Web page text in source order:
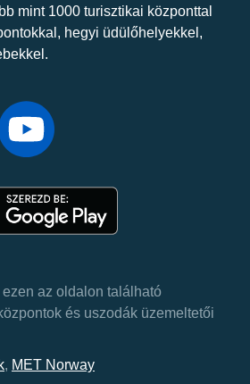
mint 1000 turisztikai központtal
hegyi üdülőhelyekkel,
az oldalon található
és uszodák üzemeltetői
, MET Norway